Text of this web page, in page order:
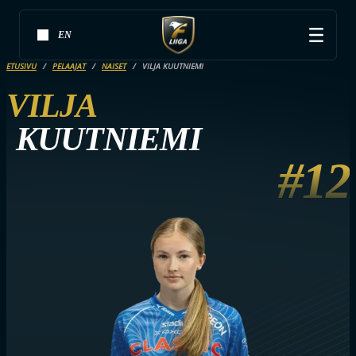
EN
ETUSIVU PELAAJAT NAISET VILJA KUUTNIEMI
VILJA
KUUTNIEMI
#12